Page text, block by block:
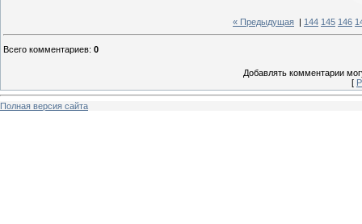
« Предыдущая 144 145 146
Всего комментариев: 0
Добавлять комментарии
[
Полная версия сайта